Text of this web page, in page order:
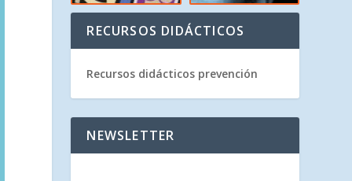
RECURSOS DIDÁCTICOS
Recursos didácticos prevención
NEWSLETTER